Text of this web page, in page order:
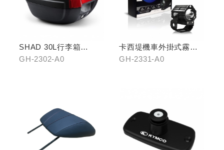
SHAD 30L行李箱
(KYMCO專屬款)
GH-2302-A0
卡西堤機車外掛式霧燈
組(雙燈)
GH-2331-A0